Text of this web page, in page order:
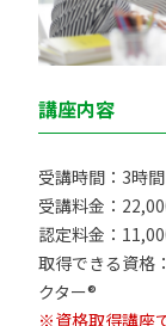
講座内容
受講時間：3時間
受講料金：
認定料金：
取得できる資格
クター®
※資格取得講座